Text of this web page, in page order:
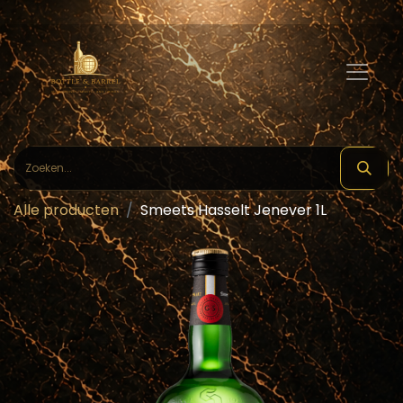
Alle producten Smeets Hasselt Jenever 1L